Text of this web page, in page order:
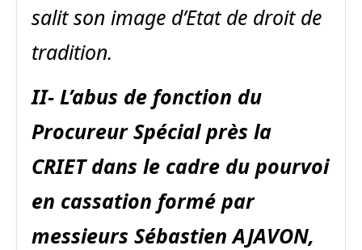
salit son image d’Etat de droit de
tradition.
II- L’abus de fonction du
Procureur Spécial près la
CRIET dans le cadre du pourvoi
en cassation formé par
messieurs Sébastien AJAVON,